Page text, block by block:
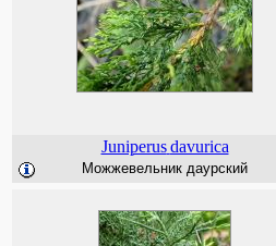
Juniperus davurica
Можжевельник даурский